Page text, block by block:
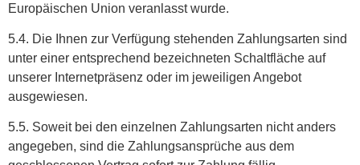
Europäischen Union veranlasst wurde.
5.4. Die Ihnen zur Verfügung stehenden Zahlungsarten sind
unter einer entsprechend bezeichneten Schaltfläche auf
unserer Internetpräsenz oder im jeweiligen Angebot
ausgewiesen.
5.5. Soweit bei den einzelnen Zahlungsarten nicht anders
angegeben, sind die Zahlungsansprüche aus dem